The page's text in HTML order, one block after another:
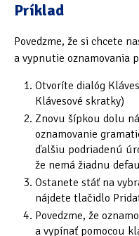
Príklad
Povedzme, že si chcete
a vypnutie oznamovania
Otvoríte dialóg
Klávesové skratky)
Znovu šípkou dolu
oznamovanie
ďalšiu podriadenú
že nemá žiadnu
Ostanete stáť na
nájdete tlačidlo
Povedzme, že
a vypínať pomocou